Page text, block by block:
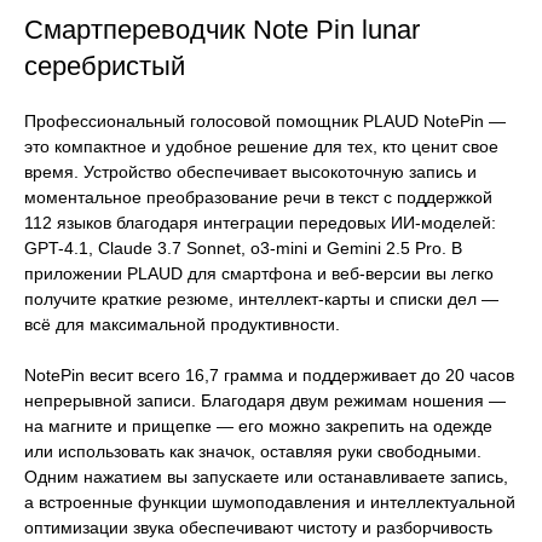
Смартпереводчик Note Pin lunar
серебристый
Профессиональный голосовой помощник PLAUD NotePin —
это компактное и удобное решение для тех, кто ценит свое
время. Устройство обеспечивает высокоточную запись и
моментальное преобразование речи в текст с поддержкой
112 языков благодаря интеграции передовых ИИ-моделей:
GPT-4.1, Claude 3.7 Sonnet, o3-mini и Gemini 2.5 Pro. В
приложении PLAUD для смартфона и веб-версии вы легко
получите краткие резюме, интеллект-карты и списки дел —
всё для максимальной продуктивности.
NotePin весит всего 16,7 грамма и поддерживает до 20 часов
непрерывной записи. Благодаря двум режимам ношения —
на магните и прищепке — его можно закрепить на одежде
или использовать как значок, оставляя руки свободными.
Одним нажатием вы запускаете или останавливаете запись,
а встроенные функции шумоподавления и интеллектуальной
оптимизации звука обеспечивают чистоту и разборчивость